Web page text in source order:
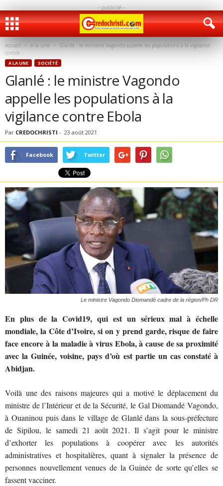
-- publicité --
Accueil A la une
Glanlé : le ministre Vagondo appelle les populations à la vigilance
contre...
A LA UNE SOCIÉTÉ
Glanlé : le ministre Vagondo
appelle les populations à la
vigilance contre Ebola
Par CREDOCHRISTI - 23 août 2021
Facebook Twitter
Le ministre Vagondo Diomandé cadre de la région/Ph DR
En plus de la Covid19, qui est un sérieux mal à échelle
mondiale, la Côte d’Ivoire, si on y prend garde, risque de faire
face encore à la maladie à virus Ebola, à cause de sa proximité
avec la Guinée, voisine, pays d’où est partie un cas constaté à
Abidjan.
Voilà une des raisons majeures qui a motivé le déplacement du
ministre de l’Intérieur et de la Sécurité, le Gal Diomandé Vagondo,
à Ouaninou puis dans le village de Glanlé dans la sous-préfecture
de Sipilou, le samedi 21 août 2021. Il s’agit pour le ministre
d’exhorter les populations à coopérer avec les autorités
administratives et hospitalières, quant à signaler la présence de
personnes nouvellement venues de la Guinée de sorte qu’elles se
fassent vacciner.